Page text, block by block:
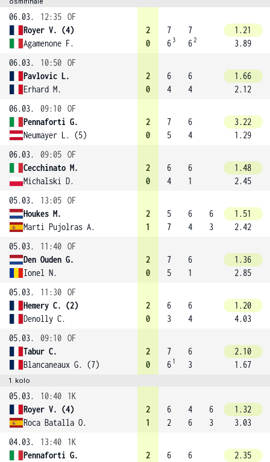
06.03. 12:35 OF
Royer V. (4)
Agamenone F.
2
0
7
6 3
7
62
1.21
3.89
06.03.
10:50 OF
Pavlovic L.
Erhard M.
2
0
6
4
6
4
1.66
2.12
06.03.
09:10 OF
Pennaforti G.
Neumayer L. (5)
2
0
7
5
6
4
3.22
1.29
06.03.
09:05 OF
Cecchinato M.
Michalski D.
2
0
6
4
6
1
1.48
2.45
05.03.
13:05 OF
Houkes M.
Marti Pujolras A.
2
1
5
7
6
4
6
3
1.51
2.42
05.03.
11:40 OF
Den Ouden G.
Ionel N.
2
0
7
5
6
1
1.36
2.85
05.03.
11:30 OF
Hemery C. (2)
Denolly C.
2
0
6
3
6
4
1.20
4.03
05.03.
09:10 OF
Tabur C.
Blancaneaux G. (7)
2
0
7
6 1
6
3
2.10
1.67
1. kolo
05.03. 10:40
1K
Royer V. (4)
Roca Batalla O.
2
1
6
2
4
6
6
3
1.32
3.03
04.03.
13:40
1K
Pennaforti G.
2
6
6
2.35